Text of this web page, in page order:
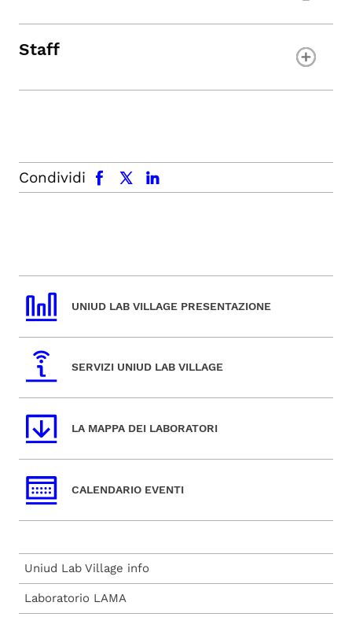
Staff
Condividi
facebook x.com linkedin
UNIUD LAB VILLAGE PRESENTAZIONE
SERVIZI UNIUD LAB VILLAGE
LA MAPPA DEI LABORATORI
CALENDARIO EVENTI
Uniud Lab Village info
Laboratorio LAMA